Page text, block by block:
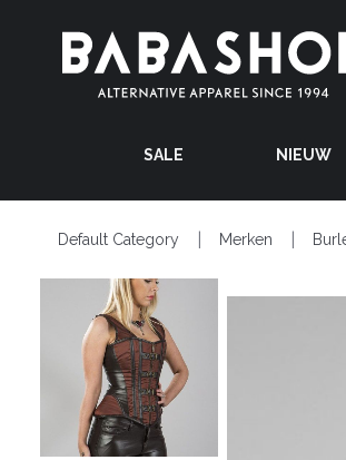
SALE NIEUW
Default Category Merken